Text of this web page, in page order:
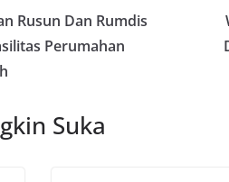
Rusun Dan Rumdis
Perumahan
Suka